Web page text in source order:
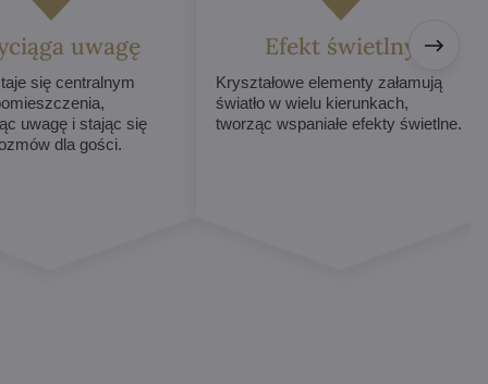
uwagę
się centralnym
uwagę i stając się
dla gości.
Efekt świetlny
Kryształowe elementy załamują
światło w wielu kierunkach,
tworząc wspaniałe efekty świetlne.